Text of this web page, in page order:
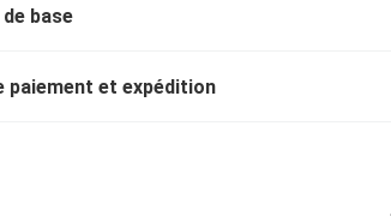
base
paiement et expédition